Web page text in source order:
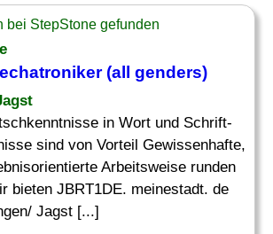
bei StepStone gefunden
(all genders)
in Wort und Schrift-
sind von Vorteil Gewissenhafte,
Arbeitsweise runden
bieten JBRT1DE. meinestadt. de
Jagst [...]